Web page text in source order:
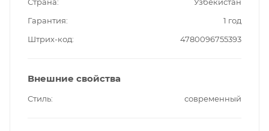
Гарантия
1 год
Штрих-код
4780096755393
Внешние свойства
Стиль современный